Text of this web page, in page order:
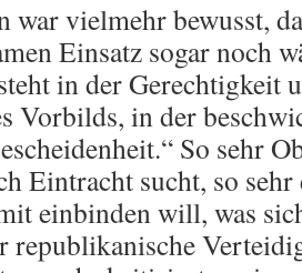
war vielmehr bewusst,
Einsatz sogar noch
in der Gerechtigkeit
Vorbilds, in der
So sehr
Eintracht sucht, so
einbinden will, was
republikanische